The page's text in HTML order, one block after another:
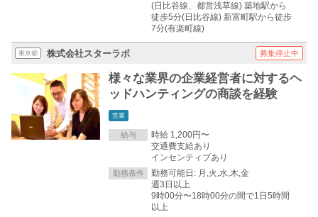
(日比谷線、都営浅草線) 築地駅から
徒歩5分(日比谷線) 新富町駅から徒歩
7分(有楽町線)
東京都 株式会社スターラボ 募集停止中
様々な業界の企業経営者に対するヘ
ッドハンティングの商談を経験
営業
給与
時給 1,200円〜
交通費支給あり
インセンティブあり
勤務条件
勤務可能日: 月,火,水,木,金
週3日以上
9時00分〜18時00分の間で1日5時間
以上